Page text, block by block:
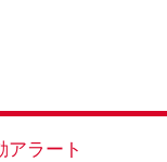
アラート